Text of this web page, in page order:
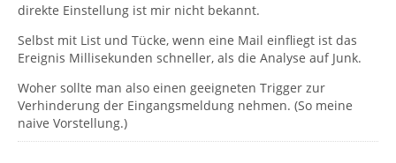
direkte Einstellung ist mir nicht bekannt.
Selbst mit List und Tücke, wenn eine Mail einfliegt ist das
Ereignis Millisekunden schneller, als die Analyse auf Junk.
Woher sollte man also einen geeigneten Trigger zur
Verhinderung der Eingangsmeldung nehmen. (So meine
naive Vorstellung.)